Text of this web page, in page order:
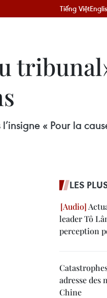
Tiếng Việt
« Pour la
LES
leader Tô
perception
adresse des
Chine